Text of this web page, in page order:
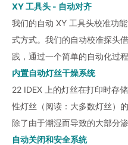
XY 工具头 - 自动对齐
我们的自动 XY 工具头校准功
式方式。我们的自动校准探头
践，通过一个简单的自动化过程
内置自动灯丝干燥系统
22 IDEX 上的灯丝在打印时存
性灯丝（阅读：大多数灯丝）
除了由于潮湿而导致的大部分
自动关闭和安全系统